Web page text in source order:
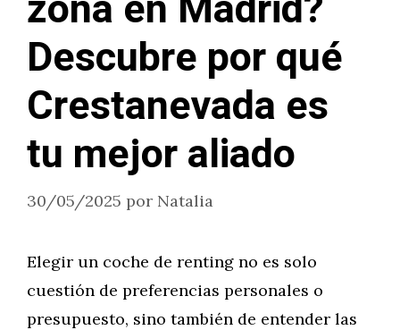
Descubre por qué
Crestanevada es
tu mejor aliado
30/05/2025 por Natalia
Elegir un coche de renting no es solo
cuestión de preferencias personales o
presupuesto, sino también de entender las